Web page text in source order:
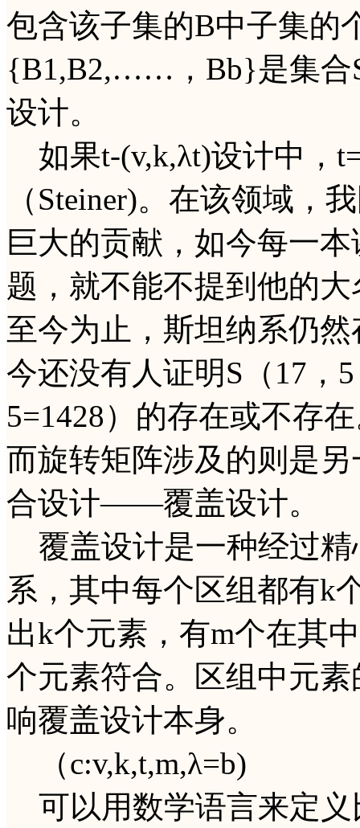
包含该子集的B中子集的
{B1,B2,……，Bb}是集合
设计。
如果t-(v,k,λt)设计中，
（Steiner)。在该领域，
巨大的贡献，如今每一
题，就不能不提到他的
至今为止，斯坦纳系仍
今还没有人证明S（17，
5=1428）的存在或不存
而旋转矩阵涉及的则是
合设计——覆盖设计。
覆盖设计是一种经过精
系，其中每个区组都有k
出k个元素，有m个在其
个元素符合。区组中元
响覆盖设计本身。
（c:v,k,t,m,λ=b)
可以用数学语言来定义